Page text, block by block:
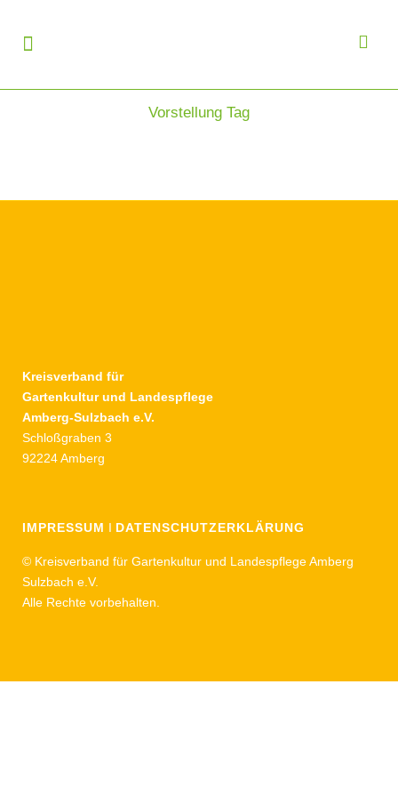
Vorstellung Tag
Kreisverband für
Gartenkultur und Landespflege
Amberg-Sulzbach e.V.
Schloßgraben 3
92224 Amberg
IMPRESSUM I DATENSCHUTZERKLÄRUNG
© Kreisverband für Gartenkultur und Landespflege Amberg
Sulzbach e.V.
Alle Rechte vorbehalten.